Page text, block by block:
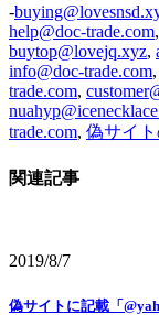
-
help@doc-trade.com,
buytop@lovejq.xyz,
info@doc-trade.com,
trade.com,
trade.com, 偽サイ
関連記事
2019/8/7
偽サイトに記載「